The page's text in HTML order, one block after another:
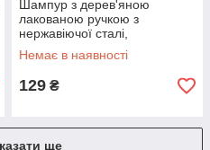
Шампур з дерев'яною
лакованою ручкою з
нержавіючої сталі,
730*12*3мм СИЛА
Немає в наявності
129 ₴
ще